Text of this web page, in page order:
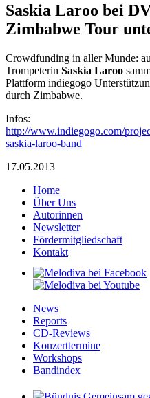
Saskia Laroo bei
Zimbabwe Tour
Crowdfunding in aller Munde:
Trompeterin Saskia Laroo
Plattform indiegogo
durch Zimbabwe.
Infos:
http://www.indiegogo.com/
saskia-laroo-band
17.05.2013
Home
Über Uns
Autorinnen
Newsletter
Fördermitgliedschaft
Kontakt
News
Reports
CD-Reviews
Konzerttermine
Workshops
Bandindex